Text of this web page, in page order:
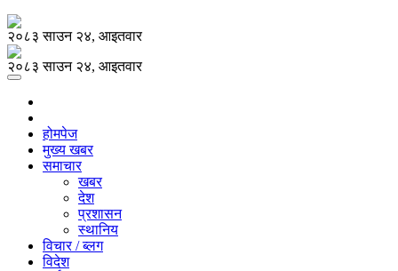
२०८३ साउन २४, आइतवार
२०८३ साउन २४, आइतवार
होमपेज
मुख्य खबर
समाचार
खबर
देश
प्रशासन
स्थानिय
विचार / ब्लग
विदेश